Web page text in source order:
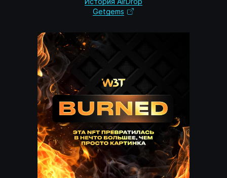
Getgems